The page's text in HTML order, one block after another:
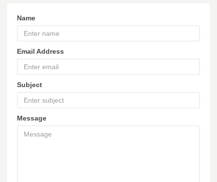
Name
Email Address
Subject
Message